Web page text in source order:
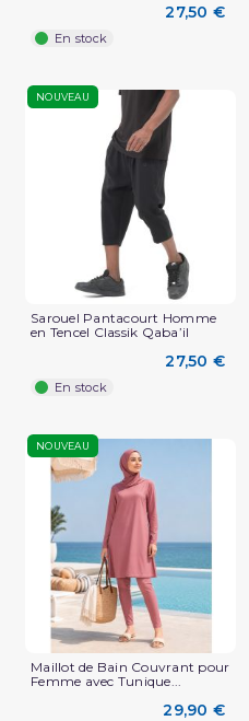
27,50 €
En stock
NOUVEAU
Sarouel Pantacourt Homme
en Tencel Classik Qaba’il
27,50 €
En stock
NOUVEAU
Maillot de Bain Couvrant pour
Femme avec Tunique...
29,90 €